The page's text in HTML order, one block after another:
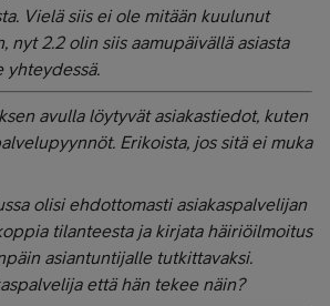
Vielä siis ei ole mitään kuulunut
nyt 2.2 olin siis aamupäivällä asiasta
yhteydessä.
avulla löytyvät asiakastiedot, kuten
Erikoista, jos sitä ei muka
olisi ehdottomasti asiakaspalvelijan
tilanteesta ja kirjata häiriöilmoitus
asiantuntijalle tutkittavaksi.
että hän tekee näin?